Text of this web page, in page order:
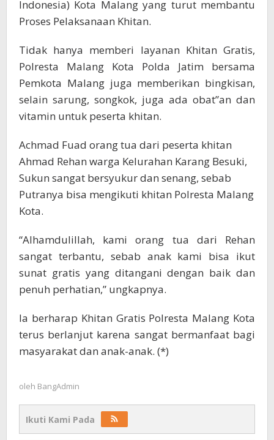
Indonesia) Kota Malang yang turut membantu
Proses Pelaksanaan Khitan.
Tidak hanya memberi layanan Khitan Gratis,
Polresta Malang Kota Polda Jatim bersama
Pemkota Malang juga memberikan bingkisan,
selain sarung, songkok, juga ada obat”an dan
vitamin untuk peserta khitan.
Achmad Fuad orang tua dari peserta khitan
Ahmad Rehan warga Kelurahan Karang Besuki,
Sukun sangat bersyukur dan senang, sebab
Putranya bisa mengikuti khitan Polresta Malang
Kota.
“Alhamdulillah, kami orang tua dari Rehan
sangat terbantu, sebab anak kami bisa ikut
sunat gratis yang ditangani dengan baik dan
penuh perhatian,” ungkapnya.
Ia berharap Khitan Gratis Polresta Malang Kota
terus berlanjut karena sangat bermanfaat bagi
masyarakat dan anak-anak. (*)
oleh BangAdmin
Ikuti Kami Pada